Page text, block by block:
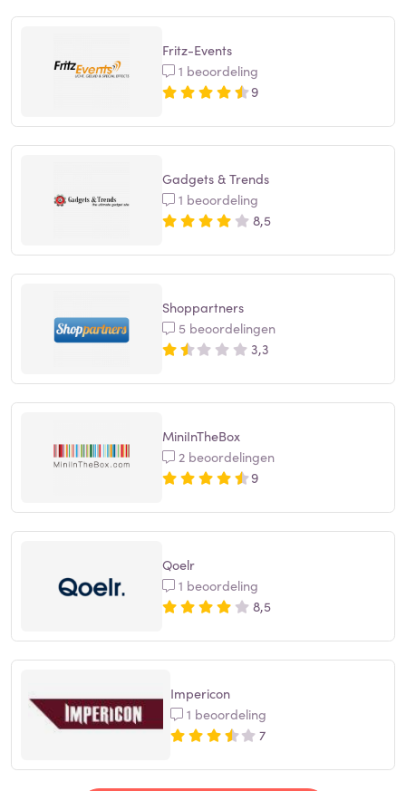
Fritz-Events
1 beoordeling
9
Gadgets & Trends
1 beoordeling
8,5
Shoppartners
5 beoordelingen
3,3
MiniInTheBox
2 beoordelingen
9
Qoelr
1 beoordeling
8,5
Impericon
1 beoordeling
7